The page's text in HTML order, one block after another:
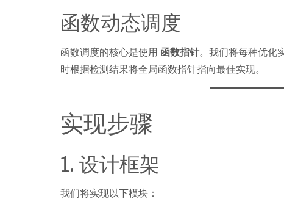
函数动态调度
函数调度的核心是使用 函数指针。我们将每种优化
时根据检测结果将全局函数指针指向最佳实现。
实现步骤
1. 设计框架
我们将实现以下模块：